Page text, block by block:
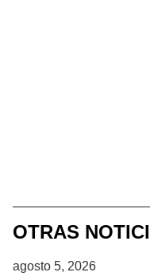
OTRAS
agosto 5, 2026